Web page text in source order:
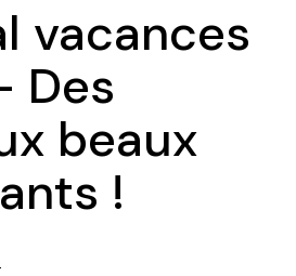
vacances
Des
beaux
!